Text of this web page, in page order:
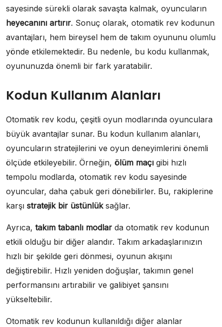
sayesinde sürekli olarak savaşta kalmak, oyuncuların
heyecanını artırır. Sonuç olarak, otomatik rev kodunun
avantajları, hem bireysel hem de takım oyununu olumlu
yönde etkilemektedir. Bu nedenle, bu kodu kullanmak,
oyununuzda önemli bir fark yaratabilir.
Kodun Kullanım Alanları
Otomatik rev kodu, çeşitli oyun modlarında oyunculara
büyük avantajlar sunar. Bu kodun kullanım alanları,
oyuncuların stratejilerini ve oyun deneyimlerini önemli
ölçüde etkileyebilir. Örneğin, ölüm maçı gibi hızlı
tempolu modlarda, otomatik rev kodu sayesinde
oyuncular, daha çabuk geri dönebilirler. Bu, rakiplerine
karşı stratejik bir üstünlüksağlar.
Ayrıca, takım tabanlı modlar da otomatik rev kodunun
etkili olduğu bir diğer alandır. Takım arkadaşlarınızın
hızlı bir şekilde geri dönmesi, oyunun akışını
değiştirebilir. Hızlı yeniden doğuşlar, takımın genel
performansını artırabilir ve galibiyet şansını
yükseltebilir.
Otomatik rev kodunun kullanıldığı diğer alanlar